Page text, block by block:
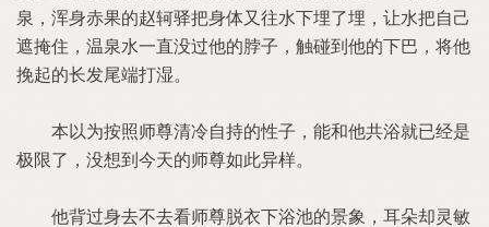
泉，浑身赤果的赵轲驿把身体又往水下埋了埋，让水把自己
遮掩住，温泉水一直没过他的脖子，触碰到他的下巴，将他
挽起的长发尾端打湿。
本以为按照师尊清冷自持的性子，能和他共浴就已经是
极限了，没想到今天的师尊如此异样。
他背过身去不去看师尊脱衣下浴池的景象，耳朵却灵敏